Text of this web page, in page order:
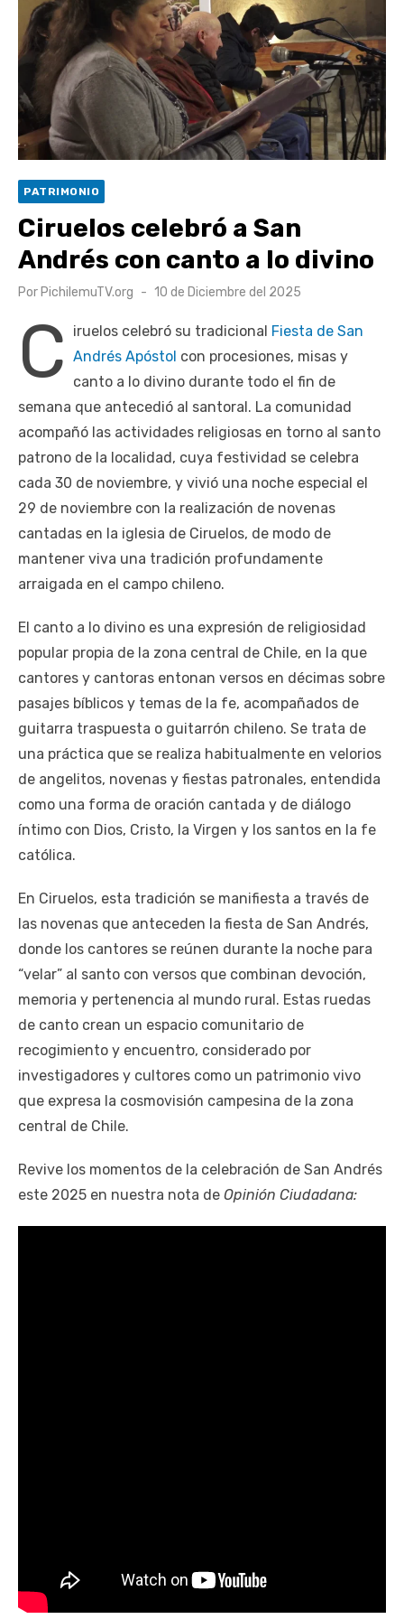
escuela comunitaria
Cóctel de Sábado: Emprendimiento y floricultura con María
Lina Fermandois y Luis Polanco
Seis comunas de O’Higgins inician la construcción
participativa del Plan Local de Restauración del Secano
Costero Nilahue
segunda clasificatoria
Retrospectiva 2026 | Capítulo 03: lessons on flight – Cecilia
Araneda
PATRIMONIO
Ciruelos celebró a San
Andrés con canto a lo divino
Por PichilemuTV.org
Publicado
10 de Diciembre del 2025
C iruelos celebró su tradicional Fiesta de San
Andrés Apóstol con procesiones, misas y
canto a lo divino durante todo el fin de
semana que antecedió al santoral. La comunidad
acompañó las actividades religiosas en torno al santo
patrono de la localidad, cuya festividad se celebra
cada 30 de noviembre, y vivió una noche especial el
29 de noviembre con la realización de novenas
cantadas en la iglesia de Ciruelos, de modo de
mantener viva una tradición profundamente
arraigada en el campo chileno.
El canto a lo divino es una expresión de religiosidad
popular propia de la zona central de Chile, en la que
cantores y cantoras entonan versos en décimas sobre
pasajes bíblicos y temas de la fe, acompañados de
guitarra traspuesta o guitarrón chileno. Se trata de
una práctica que se realiza habitualmente en velorios
de angelitos, novenas y fiestas patronales, entendida
como una forma de oración cantada y de diálogo
íntimo con Dios, Cristo, la Virgen y los santos en la fe
católica.
En Ciruelos, esta tradición se manifiesta a través de
las novenas que anteceden la fiesta de San Andrés,
donde los cantores se reúnen durante la noche para
“velar” al santo con versos que combinan devoción,
memoria y pertenencia al mundo rural. Estas ruedas
de canto crean un espacio comunitario de
recogimiento y encuentro, considerado por
investigadores y cultores como un patrimonio vivo
que expresa la cosmovisión campesina de la zona
central de Chile.
Revive los momentos de la celebración de San Andrés
este 2025 en nuestra nota de Opinión Ciudadana: